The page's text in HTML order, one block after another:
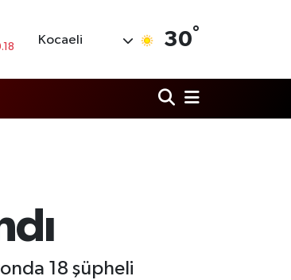
Kocaeli 30°
18 şüpheli